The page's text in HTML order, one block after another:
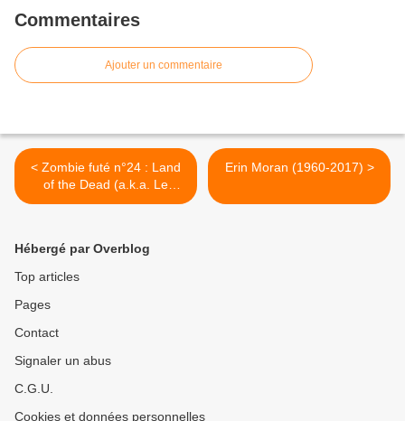
Commentaires
Ajouter un commentaire
< Zombie futé n°24 : Land
of the Dead (a.k.a. Le
Territoire des morts)
Erin Moran (1960-2017) >
Hébergé par Overblog
Top articles
Pages
Contact
Signaler un abus
C.G.U.
Cookies et données personnelles